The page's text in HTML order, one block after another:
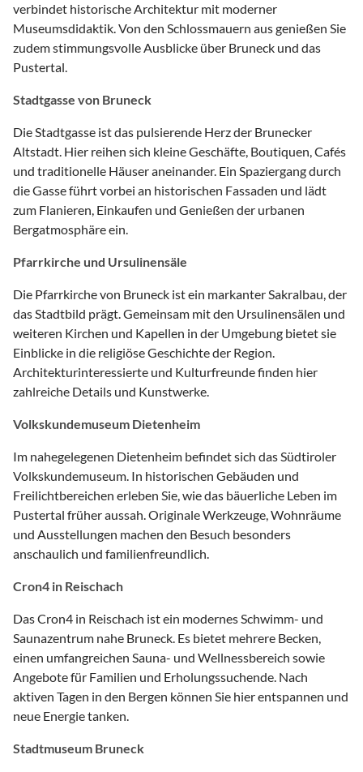
verbindet historische Architektur mit moderner
Museumsdidaktik. Von den Schlossmauern aus genießen Sie
zudem stimmungsvolle Ausblicke über Bruneck und das
Pustertal.
Stadtgasse von Bruneck
Die Stadtgasse ist das pulsierende Herz der Brunecker
Altstadt. Hier reihen sich kleine Geschäfte, Boutiquen, Cafés
und traditionelle Häuser aneinander. Ein Spaziergang durch
die Gasse führt vorbei an historischen Fassaden und lädt
zum Flanieren, Einkaufen und Genießen der urbanen
Bergatmosphäre ein.
Pfarrkirche und Ursulinensäle
Die Pfarrkirche von Bruneck ist ein markanter Sakralbau, der
das Stadtbild prägt. Gemeinsam mit den Ursulinensälen und
weiteren Kirchen und Kapellen in der Umgebung bietet sie
Einblicke in die religiöse Geschichte der Region.
Architekturinteressierte und Kulturfreunde finden hier
zahlreiche Details und Kunstwerke.
Volkskundemuseum Dietenheim
Im nahegelegenen Dietenheim befindet sich das Südtiroler
Volkskundemuseum. In historischen Gebäuden und
Freilichtbereichen erleben Sie, wie das bäuerliche Leben im
Pustertal früher aussah. Originale Werkzeuge, Wohnräume
und Ausstellungen machen den Besuch besonders
anschaulich und familienfreundlich.
Cron4 in Reischach
Das Cron4 in Reischach ist ein modernes Schwimm- und
Saunazentrum nahe Bruneck. Es bietet mehrere Becken,
einen umfangreichen Sauna- und Wellnessbereich sowie
Angebote für Familien und Erholungssuchende. Nach
aktiven Tagen in den Bergen können Sie hier entspannen und
neue Energie tanken.
Stadtmuseum Bruneck